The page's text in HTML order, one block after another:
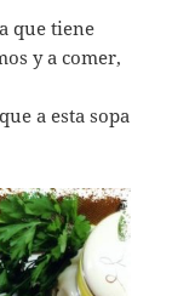
que tiene
y a comer,
a esta sopa